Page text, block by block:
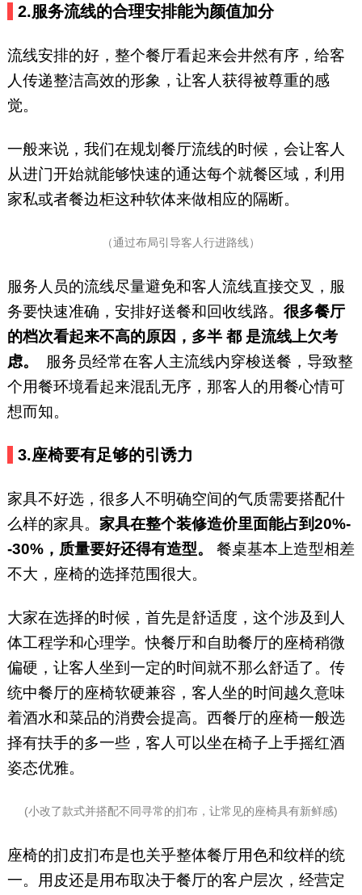
2.服务流线的合理安排能为颜值加分
流线安排的好，整个餐厅看起来会井然有序，给客
人传递整洁高效的形象，让客人获得被尊重的感
觉。
一般来说，我们在规划餐厅流线的时候，会让客人
从进门开始就能够快速的通达每个就餐区域，利用
家私或者餐边柜这种软体来做相应的隔断。
（通过布局引导客人行进路线）
服务人员的流线尽量避免和客人流线直接交叉，服
务要快速准确，安排好送餐和回收线路。 很多餐厅
的档次看起来不高的原因，多半 都 是流线上欠考
虑。 服务员经常在客人主流线内穿梭送餐，导致整
个用餐环境看起来混乱无序，那客人的用餐心情可
想而知。
3.座椅要有足够的引诱力
家具不好选，很多人不明确空间的气质需要搭配什
么样的家具。 家具在整个装修造价里面能占到20%-
-30%，质量要好还得有造型。 餐桌基本上造型相差
不大，座椅的选择范围很大。
大家在选择的时候，首先是舒适度，这个涉及到人
体工程学和心理学。快餐厅和自助餐厅的座椅稍微
偏硬，让客人坐到一定的时间就不那么舒适了。传
统中餐厅的座椅软硬兼容，客人坐的时间越久意味
着酒水和菜品的消费会提高。西餐厅的座椅一般选
择有扶手的多一些，客人可以坐在椅子上手摇红酒
姿态优雅。
(小改了款式并搭配不同寻常的扪布，让常见的座椅具有新鲜感)
座椅的扪皮扪布是也关乎整体餐厅用色和纹样的统
一。用皮还是用布取决于餐厅的客户层次，经营定